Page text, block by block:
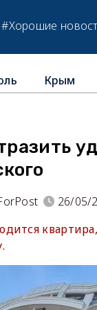
#Хорошие
Крым
26/05/